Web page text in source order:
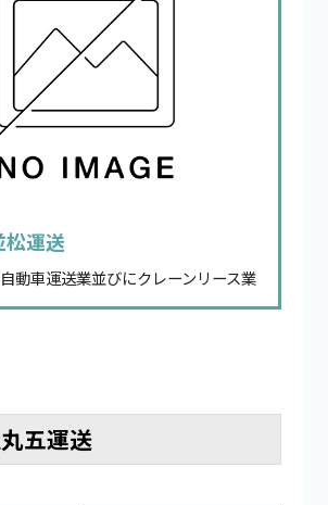
運送
動車運送業並びにクレーンリース業
五運送